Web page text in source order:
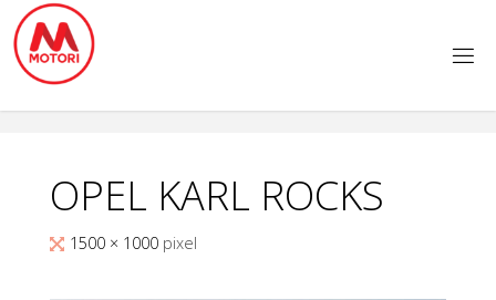
Salta
contenuto
OPEL KARL ROCKS
Tutta1500 × 1000 pixel